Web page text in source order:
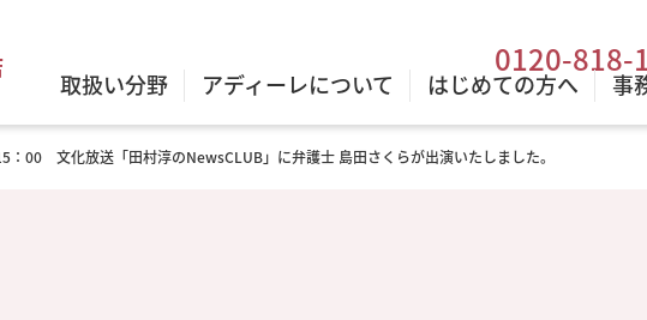
0120-818-
取扱い分野 アディーレについて はじめての方へ 事
00 文化放送「田村淳のNewsCLUB」に弁護士 島田さくらが出演いたしました。